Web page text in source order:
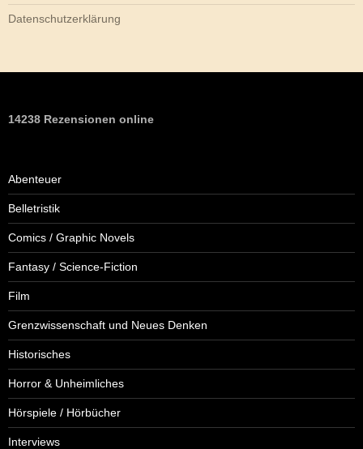
Datenschutzerklärung
14238 Rezensionen online
Abenteuer
Belletristik
Comics / Graphic Novels
Fantasy / Science-Fiction
Film
Grenzwissenschaft und Neues Denken
Historisches
Horror & Unheimliches
Hörspiele / Hörbücher
Interviews